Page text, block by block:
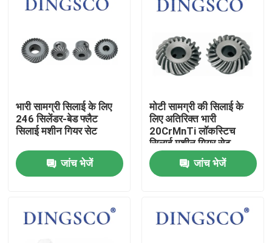
भारी सामग्री सिलाई के लिए
246 सिलेंडर-बेड फ्लैट
सिलाई मशीन गियर सेट
जांच भेजें
मोटी सामग्री की सिलाई के
लिए अतिरिक्त भारी
20CrMnTi लॉकस्टिच
सिलाई मशीन गियर सेट
जांच भेजें